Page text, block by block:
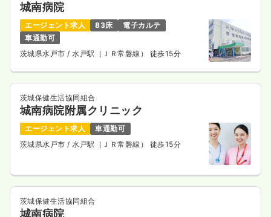
城南病院
エージェント求人 83床
電子カルテ
車通勤可
茨城県水戸市 / 水戸駅（ＪＲ常磐線） 徒歩15分
茨城保健生活協同組合
城南病院附属クリニック
エージェント求人
車通勤可
茨城県水戸市/ 水戸駅（ＪＲ常磐線） 徒歩15分
茨城保健生活協同組合
城南病院